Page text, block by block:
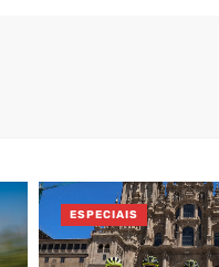
ESPECIAIS